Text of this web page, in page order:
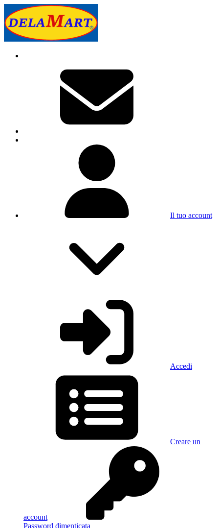
Il tuo account
Accedi
Creare un
account
Password dimenticata